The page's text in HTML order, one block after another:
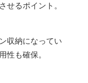
せるポイント。
収納になってい
性も確保。